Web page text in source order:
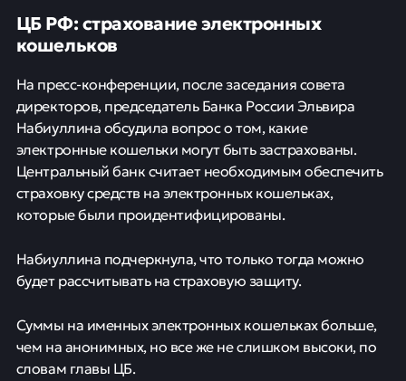
ЦБ РФ: страхование электронных
кошельков
На пресс-конференции, после заседания совета
директоров, председатель Банка России Эльвира
Набиуллина обсудила вопрос о том, какие
электронные кошельки могут быть застрахованы.
Центральный банк считает необходимым обеспечить
страховку средств на электронных кошельках,
которые были проидентифицированы.
Набиуллина подчеркнула, что только тогда можно
будет рассчитывать на страховую защиту.
Суммы на именных электронных кошельках больше,
чем на анонимных, но все же не слишком высоки, по
словам главы ЦБ.